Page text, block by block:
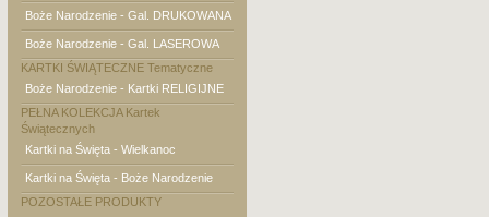
Boże Narodzenie - Gal. DRUKOWANA
Boże Narodzenie - Gal. LASEROWA
KARTKI ŚWIĄTECZNE Tematyczne
Boże Narodzenie - Kartki RELIGIJNE
PEŁNA KOLEKCJA Kartek
Świątecznych
Kartki na Święta - Wielkanoc
Kartki na Święta - Boże Narodzenie
POZOSTAŁE PRODUKTY